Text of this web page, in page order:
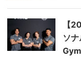
【
ソ